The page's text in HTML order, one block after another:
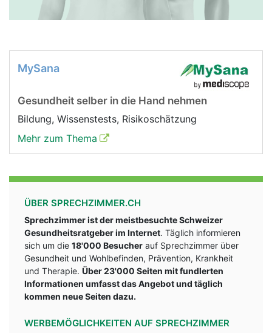
MySana
Gesundheit selber in die Hand nehmen
Bildung, Wissenstests, Risikoschätzung
Mehr zum Thema
ÜBER SPRECHZIMMER.CH
Sprechzimmer ist der meistbesuchte Schweizer
Gesundheitsratgeber im Internet. Täglich informieren
sich um die 18'000 Besucher auf Sprechzimmer über
Gesundheit und Wohlbefinden, Prävention, Krankheit
und Therapie. Über 23'000 Seiten mit fundlerten
Informationen umfasst das Angebot und täglich
kommen neue Seiten dazu.
WERBEMÖGLICHKEITEN AUF SPRECHZIMMER